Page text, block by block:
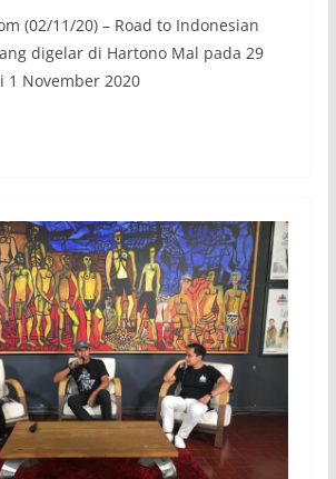
(02/11/20) – Road to Indonesian
digelar di Hartono Mal pada 29
1 November 2020